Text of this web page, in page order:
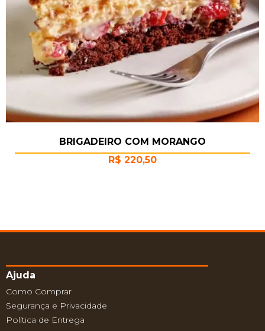
BRIGADEIRO COM MORANGO
R$ 220,50
Ajuda
Como Comprar
Segurança e Privacidade
Política de Entrega